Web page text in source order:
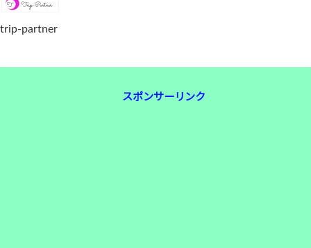
trip-partner
スポンサーリンク